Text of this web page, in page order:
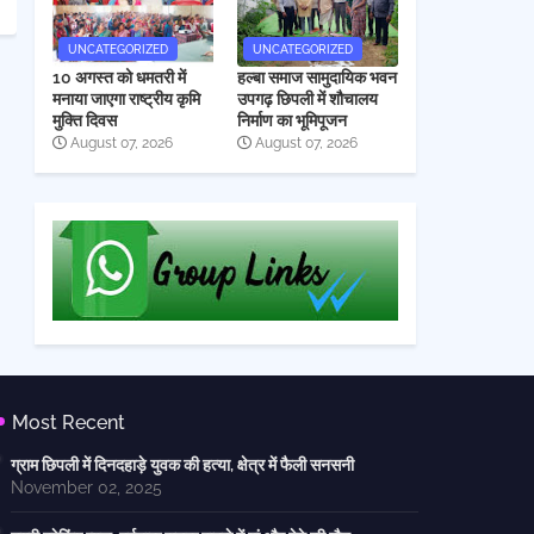
UNCATEGORIZED
10 अगस्त को धमतरी में
मनाया जाएगा राष्ट्रीय कृमि
मुक्ति दिवस
August 07, 2026
UNCATEGORIZED
हल्बा समाज सामुदायिक भवन
उपगढ़ छिपली में शौचालय
निर्माण का भूमिपूजन
August 07, 2026
Most Recent
ग्राम छिपली में दिनदहाड़े युवक की हत्या, क्षेत्र में फैली सनसनी
November 02, 2025